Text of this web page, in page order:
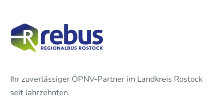
Ihr zuverlässiger ÖPNV-Partner im Landkreis Rostock
seit Jahrzehnten.